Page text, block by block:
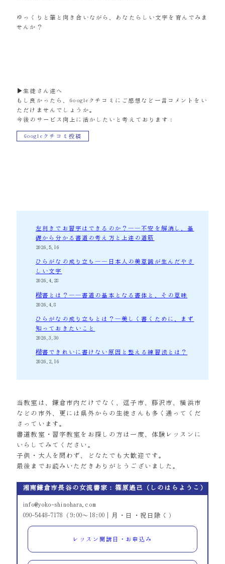
ゆっくりと筆と向き合いながら、あなたらしい文字を育んでみま
せんか？
▶生徒さん達へ
もし良かったら、Googleクチコミにご感想など一言コメントをい
ただけませんでしょうか。
今後のサービス向上に活かしたいと考えております：
Googleクチコミ投稿
左利きでお習字はできるのか？――不安を解消し、基
礎から分かる書道の考え方と上達の道筋
2026.5.16
ひらがなの成り立ち――日本人の美意識が生んだやさ
しい文字
2026.4.28
楷書とは？――書道の基本となる書体と、その意味
2026.4.8
ひらがなの成り立ちとは？―美しく書くために、まず
知っておきたいこと
2026.3.30
楷書できれいに書けない原因と整える練習法とは？
2026.2.16
当教室は、鎌倉市内だけでなく、逗子市、藤沢市、横浜市
などの市外、更には県外からの生徒さんも多く通ってくだ
さっています。
書道教室・習字教室をお探しの方は一度、体験レッスンに
いらしてみてください。
子供・大人を問わず、どなたでも大歓迎です。
最後までお読みいただきありがとうございました。
湘南鎌倉市長谷の女流書家：篠原遙己（しのはらようこ）
info@yoko-shinohara.com
090-5448-7178（9:00～18:00｜月・日・祝日除く）
レッスン開講日・お申込み